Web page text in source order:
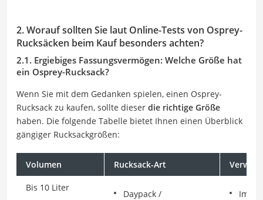
2. Worauf sollten Sie laut Online-Tests von Osprey-
Rucksäcken beim Kauf besonders achten?
2.1. Ergiebiges Fassungsvermögen: Welche Größe hat
ein Osprey-Rucksack?
Wenn Sie mit dem Gedanken spielen, einen Osprey-
Rucksack zu kaufen, sollte dieser die richtige Größe
haben. Die folgende Tabelle bietet Ihnen einen Überblick
gängiger Rucksackgrößen:
Volumen Rucksack-Art
Bis 10 Liter
Daypack /
Im